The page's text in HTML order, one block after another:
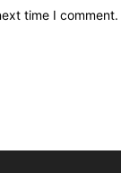
time I comment.